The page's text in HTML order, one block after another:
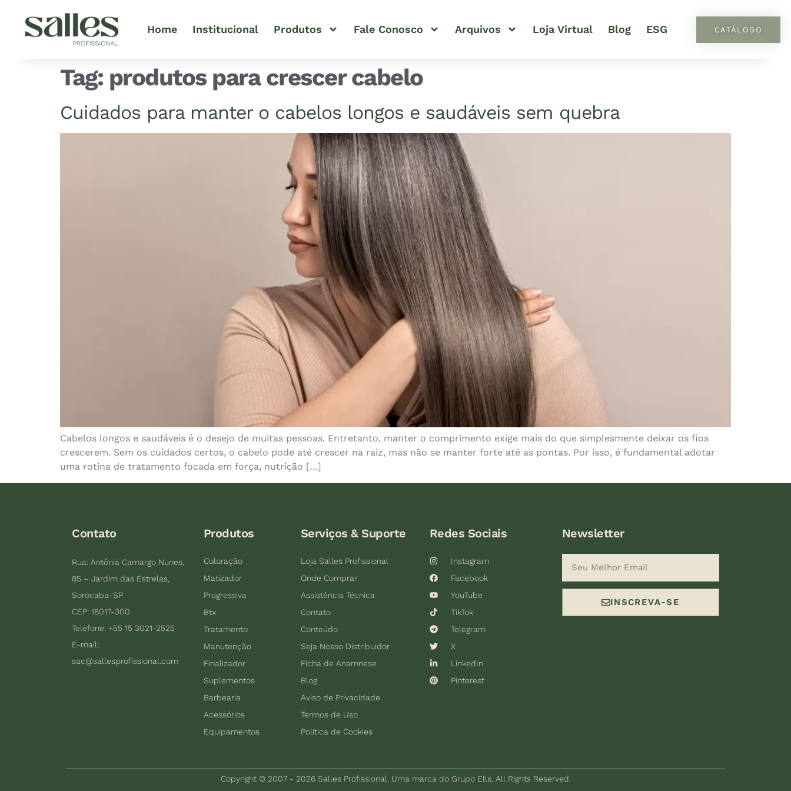
Home Institucional Produtos Fale Conosco Arquivos Loja Virtual Blog ESG CATÁLOGO
Tag: produtos para crescer cabelo
Cuidados para manter o cabelos longos e saudáveis sem quebra
Cabelos longos e saudáveis é o desejo de muitas pessoas. Entretanto, manter o comprimento exige mais do que simplesmente deixar os fios
crescerem. Sem os cuidados certos, o cabelo pode até crescer na raiz, mas não se manter forte até as pontas. Por isso, é fundamental adotar
uma rotina de tratamento focada em força, nutrição […]
Contato
Rua: Antônia Camargo Nunes,
85 – Jardim das Estrelas,
Sorocaba-SP
CEP: 18017-300
Telefone: +55 15 3021-2525
E-mail:
sac@sallesprofissional.com
Produtos
Coloração
Matizador
Progressiva
Btx
Tratamento
Manutenção
Finalizador
Suplementos
Barbearia
Acessórios
Equipamentos
Serviços & Suporte
Loja Salles Profissional
Onde Comprar
Assistência Técnica
Contato
Conteúdo
Seja Nosso Distribuidor
Ficha de Anamnese
Blog
Aviso de Privacidade
Termos de Uso
Política de Cookies
Redes Sociais
Instagram
Facebook
YouTube
TikTok
Telegram
X
LinkedIn
Pinterest
Newsletter
INSCREVA-SE
Copyright © 2007 - 2026 Salles Profissional. Uma marca do Grupo Ells. All Rights Reserved.